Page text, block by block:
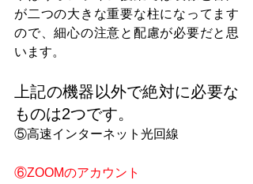
が二つの大きな重要な柱になってます
ので、細心の注意と配慮が必要だと思
います。
上記の機器以外で絶対に必要な
ものは2つです。
⑤高速インターネット光回線
⑥ZOOMのアカウント